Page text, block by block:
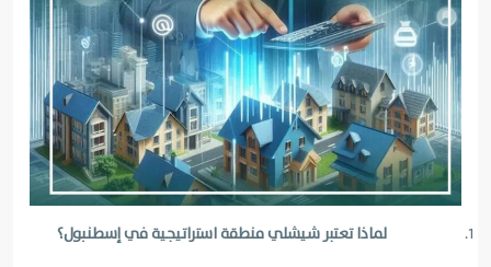
لماذا تعتبر شيشلي منطقة استراتيجية في إسطنبول؟